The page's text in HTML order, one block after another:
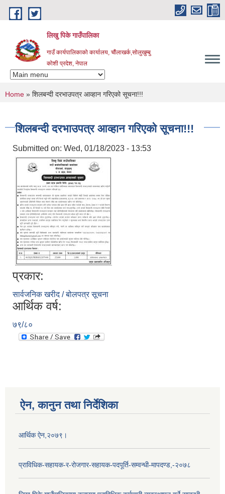
Skip to main content
लिखु पिके गाउँपालिका
गाउँ कार्यपालिकाको कार्यालय, चौंलाखर्क,सोलुखुम्बु
कोशी प्रदेश, नेपाल
You are here
Home » शिलबन्दी दरभाउपत्र आव्हान गरिएको सूचना!!!
शिलबन्दी दरभाउपत्र आव्हान गरिएको सूचना!!!
Submitted on: Wed, 01/18/2023 - 13:53
प्रकार:
सार्वजनिक खरीद / बोलपत्र सूचना
आर्थिक वर्ष:
७९/८०
ऐन, कानुन तथा निर्देशिका
आर्थिक ऐन,२०७९।
प्राविधिक-सहायक-र-रोजगार-सहायक-पदपूर्ति-सम्वन्धी-मापदण्ड,-२०७८